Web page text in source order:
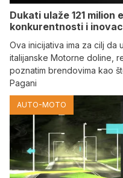
Dukati ulaže 121 milion
konkurentnosti i
Ova inicijativa ima za cilj da
italijanske Motorne doline,
poznatim brendovima kao
Pagani
AUTO-MOTO